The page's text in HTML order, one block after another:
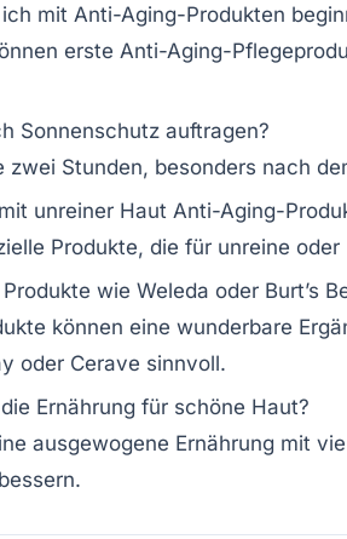
mit Anti-Aging-Produkten
erste Anti-Aging-
Sonnenschutz auftragen?
zwei Stunden, besonders nach
unreiner Haut Anti-Aging-
Produkte, die für unreine
wie Weleda oder Burt’s
können eine wunderbare
oder Cerave sinnvoll.
Ernährung für schöne Haut?
ausgewogene Ernährung mit